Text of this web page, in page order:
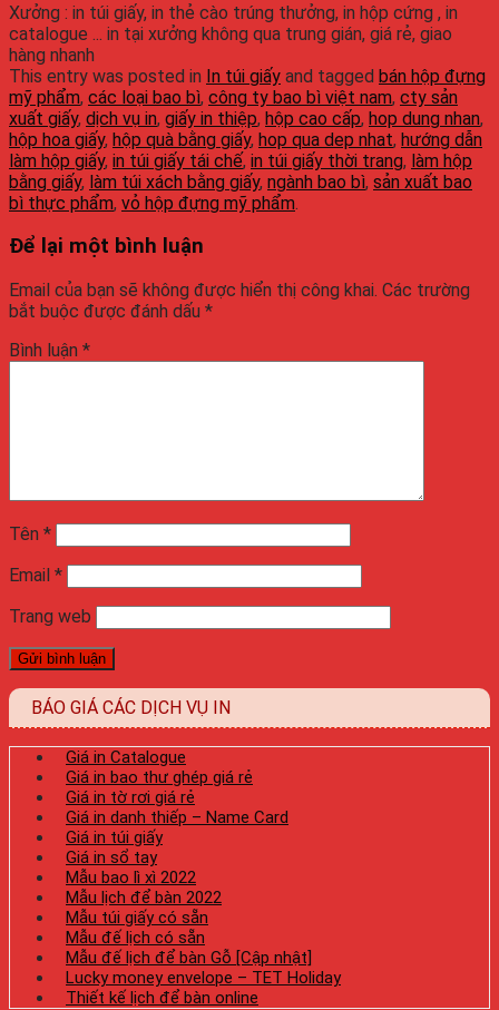
Xưởng : in túi giấy, in thẻ cào trúng thưởng, in hộp cứng , in
catalogue ... in tại xưởng không qua trung gián, giá rẻ, giao
hàng nhanh
This entry was posted in In túi giấy and tagged bán hộp đựng
mỹ phẩm, các loại bao bì, công ty bao bì việt nam, cty sản
xuất giấy, dịch vụ in, giấy in thiệp, hộp cao cấp, hop dung nhan,
hộp hoa giấy, hộp quà bằng giấy, hop qua dep nhat, hướng dẫn
làm hộp giấy, in túi giấy tái chế, in túi giấy thời trang, làm hộp
bằng giấy, làm túi xách bằng giấy, ngành bao bì, sản xuất bao
bì thực phẩm, vỏ hộp đựng mỹ phẩm.
Để lại một bình luận
Email của bạn sẽ không được hiển thị công khai. Các trường
bắt buộc được đánh dấu *
Bình luận *
Tên *
Email *
Trang web
BÁO GIÁ CÁC DỊCH VỤ IN
Giá in Catalogue
Giá in bao thư ghép giá rẻ
Giá in tờ rơi giá rẻ
Giá in danh thiếp – Name Card
Giá in túi giấy
Giá in sổ tay
Mẫu bao lì xì 2022
Mẫu lịch để bàn 2022
Mẫu túi giấy có sẵn
Mẫu đế lịch có sẵn
Mẫu đế lịch để bàn Gỗ [Cập nhật]
Lucky money envelope – TET Holiday
Thiết kế lịch để bàn online